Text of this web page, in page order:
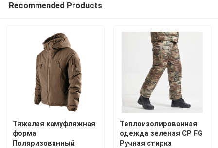
Recommended Products
Тяжелая камуфляжная
форма
Поляризованный
Теплоизолированная
одежда зеленая CP FG
Ручная стирка